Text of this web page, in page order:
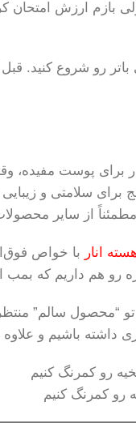
بازم ارزش
رو شروع کنید.
پوست مفیده،
برای سلامتی و
مطمئناً از سایر
انار با خواص
رو هم داریم که
که تو “محصول
داشته باشیم و
رو کمرنگ کنیم